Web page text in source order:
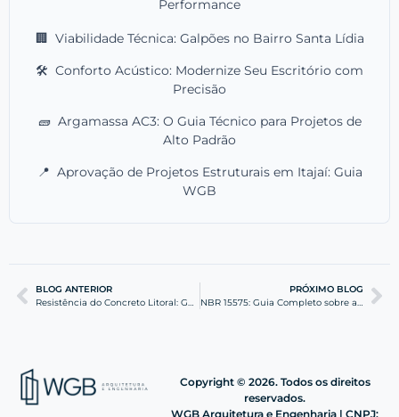
Performance
🏢 Viabilidade Técnica: Galpões no Bairro Santa Lídia
🛠️ Conforto Acústico: Modernize Seu Escritório com
Precisão
🧱 Argamassa AC3: O Guia Técnico para Projetos de
Alto Padrão
📍 Aprovação de Projetos Estruturais em Itajaí: Guia
WGB
BLOG ANTERIOR
Resistência do Concreto Litoral: Guia para Durabilidade
PRÓXIMO BLOG
NBR 15575: Guia Completo sobre a Norma de Desempenho
Copyright © 2026. Todos os direitos
reservados.
WGB Arquitetura e Engenharia | CNPJ: